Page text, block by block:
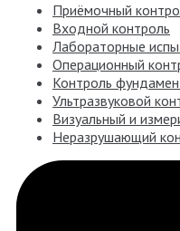
Приёмочный
Входной контроль
Лабораторные
Операционный
Контроль
Ультразвуковой
Визуальный и
Неразрушающий